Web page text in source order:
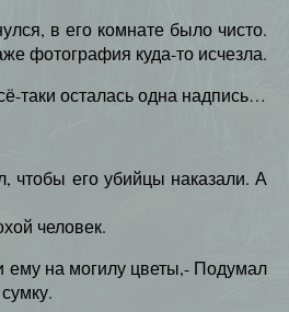
в его комнате было чисто.
фотография куда-то исчезла.
таки осталась одна надпись…
чтобы его убийцы наказали. А
человек.
ему на могилу цветы,- Подумал